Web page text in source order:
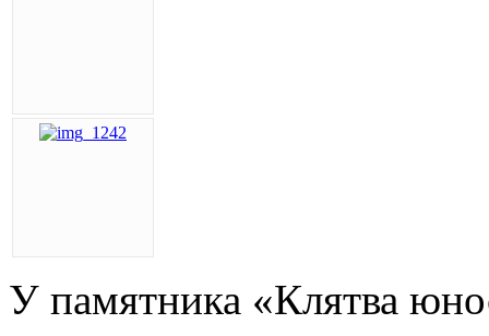
У памятника «Клятва